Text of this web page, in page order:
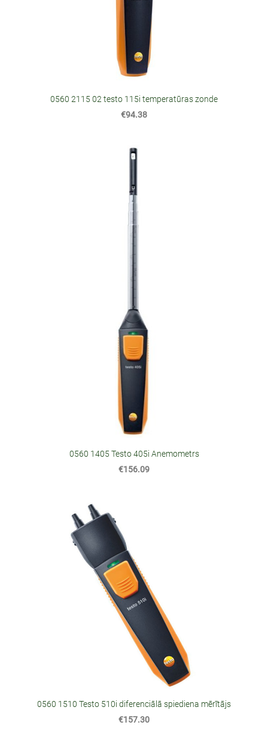
0560 2115 02 testo 115i temperatūras zonde
€94.38
0560 1405 Testo 405i Anemometrs
€156.09
0560 1510 Testo 510i diferenciālā spiediena mērītājs
€157.30